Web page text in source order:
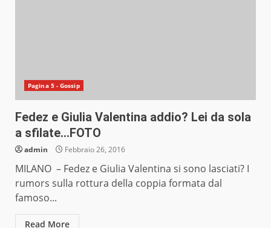
Pagina 5 - Gossip
Fedez e Giulia Valentina addio? Lei da sola
a sfilate…FOTO
admin Febbraio 26, 2016
MILANO – Fedez e Giulia Valentina si sono lasciati? I
rumors sulla rottura della coppia formata dal
famoso...
Read More